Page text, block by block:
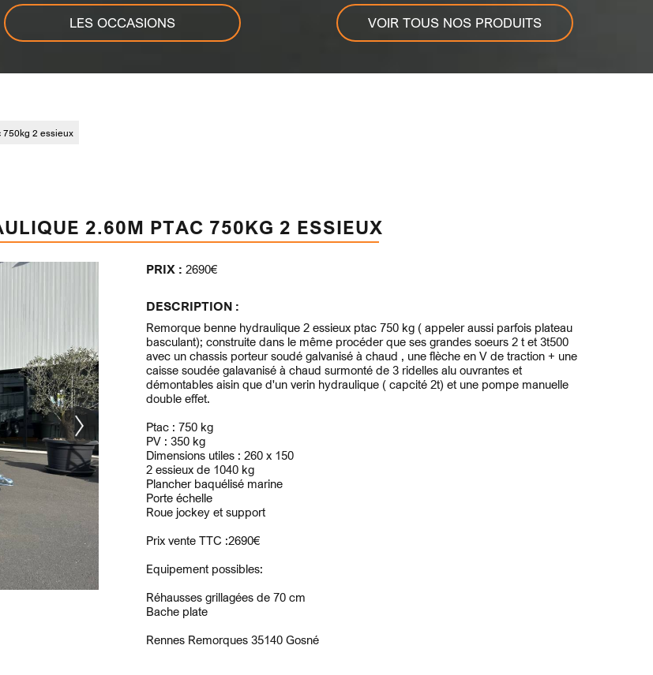
LES OCCASIONS VOIR TOUS NOS PRODUITS
750kg 2 essieux
2.60M PTAC 750KG 2 ESSIEUX
PRIX : 2690€
DESCRIPTION :
Remorque benne hydraulique 2 essieux ptac 750 kg ( appeler aussi parfois plateau
basculant); construite dans le même procéder que ses grandes soeurs 2 t et 3t500
avec un chassis porteur soudé galvanisé à chaud , une flèche en V de traction + une
caisse soudée galavanisé à chaud surmonté de 3 ridelles alu ouvrantes et
démontables aisin que d'un verin hydraulique ( capcité 2t) et une pompe manuelle
double effet.
Ptac : 750 kg
PV : 350 kg
Dimensions utiles : 260 x 150
2 essieux de 1040 kg
Plancher baquélisé marine
Porte échelle
Roue jockey et support
Prix vente TTC :2690€
Equipement possibles:
Réhausses grillagées de 70 cm
Bache plate
Rennes Remorques 35140 Gosné